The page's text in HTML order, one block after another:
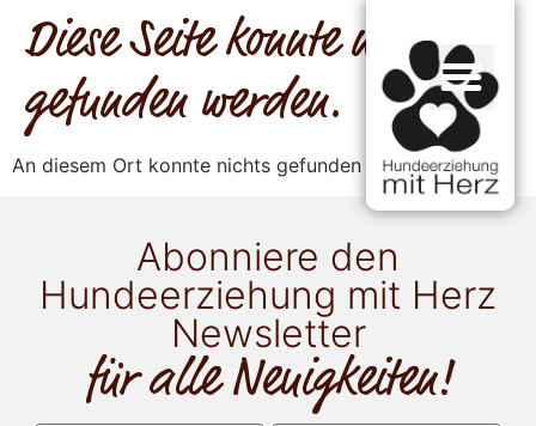
Diese Seite konnte nicht
gefunden werden.
An diesem Ort konnte nichts gefunden werden.
Abonniere den
Hundeerziehung mit Herz
Newsletter
für alle Neuigkeiten!